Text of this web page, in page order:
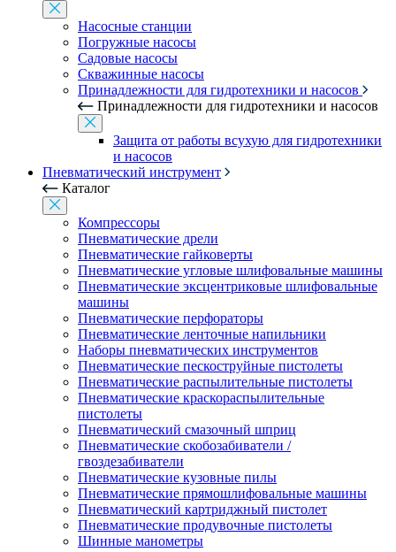
Насосные станции
Погружные насосы
Садовые насосы
Скважинные насосы
Принадлежности для гидротехники и насосов
Принадлежности для гидротехники и насосов
Защита от работы всухую для гидротехники
и насосов
Пневматический инструмент
Каталог
Компрессоры
Пневматические дрели
Пневматические гайковерты
Пневматические угловые шлифовальные машины
Пневматические эксцентриковые шлифовальные
машины
Пневматические перфораторы
Пневматические ленточные напильники
Наборы пневматических инструментов
Пневматические пескоструйные пистолеты
Пневматические распылительные пистолеты
Пневматические краскораспылительные
пистолеты
Пневматический смазочный шприц
Пневматические скобозабиватели /
гвоздезабиватели
Пневматические кузовные пилы
Пневматические прямошлифовальные машины
Пневматический картриджный пистолет
Пневматические продувочные пистолеты
Шинные манометры